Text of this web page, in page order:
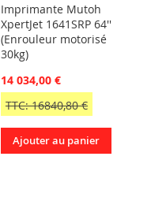
Imprimante Mutoh
XpertJet 1641SRP 64''
(Enrouleur motorisé
30kg)
14 034,00 €
TTC: 16840,80 €
Ajouter au panier